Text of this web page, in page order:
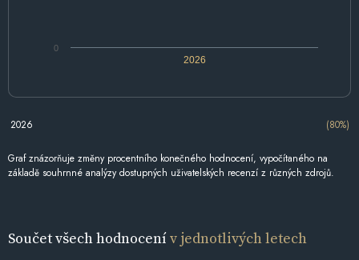
2026
0
2026 (80%)
Graf znázorňuje změny procentního konečného hodnocení, vypočítaného na
základě souhrnné analýzy dostupných uživatelských recenzí z různých zdrojů.
Součet všech hodnocenív jednotlivých letech